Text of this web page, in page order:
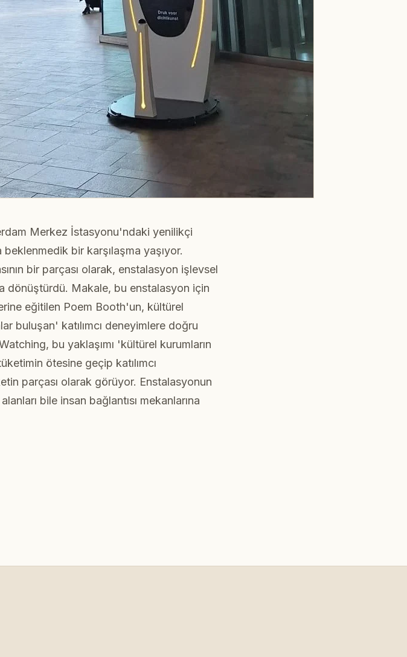
Merkez İstasyonu'ndaki yenilikçi
beklenmedik bir karşılaşma yaşıyor.
bir parçası olarak, enstalasyon işlevsel
dönüştürdü. Makale, bu enstalasyon için
eğitilen Poem Booth'un, kültürel
buluşan' katılımcı deneyimlere doğru
bu yaklaşımı 'kültürel kurumların
ötesine geçip katılımcı
parçası olarak görüyor. Enstalasyonun
bile insan bağlantısı mekanlarına